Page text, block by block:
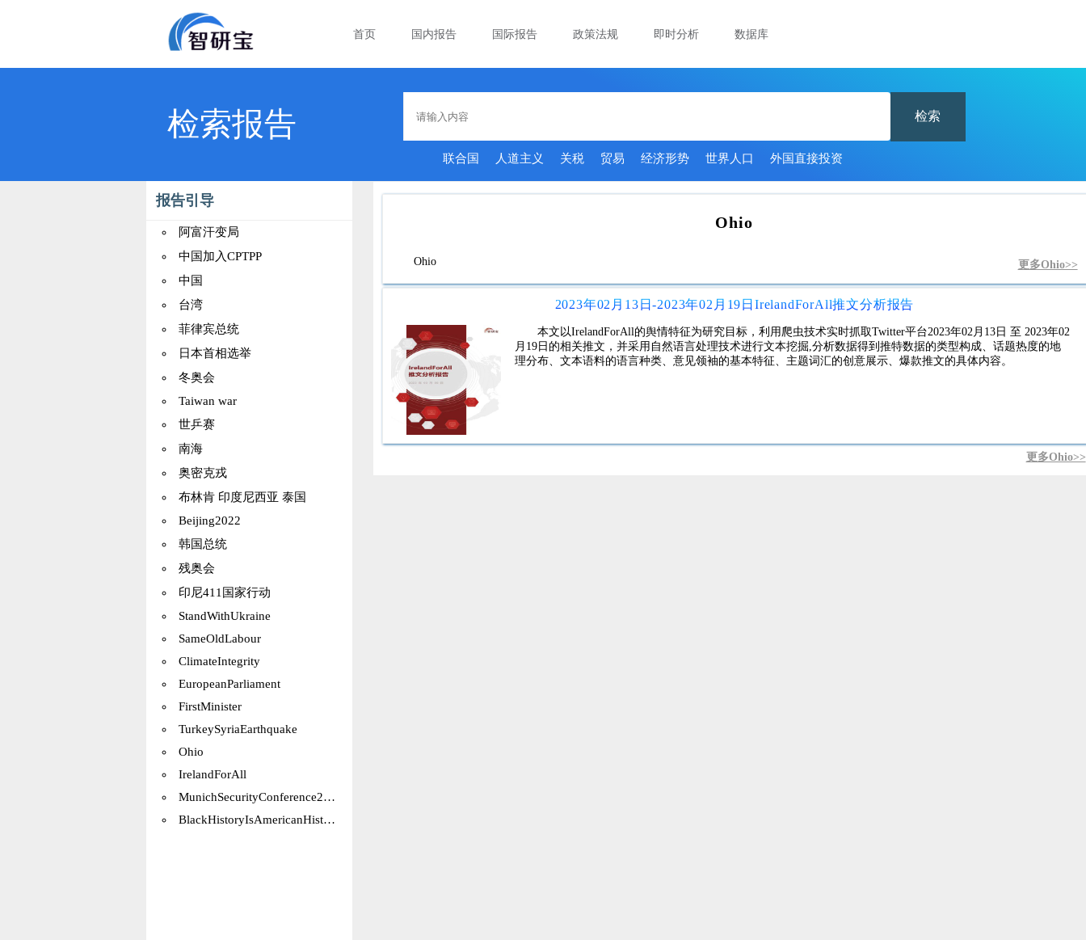
首页 国内报告 国际报告 政策法规 即时分析 数据库
检索报告 检索
联合国 人道主义 关税 贸易 经济形势 世界人口 外国直接投资
报告引导
阿富汗变局
中国加入CPTPP
中国
台湾
菲律宾总统
日本首相选举
冬奥会
Taiwan war
世乒赛
南海
奥密克戎
布林肯 印度尼西亚 泰国
Beijing2022
韩国总统
残奥会
印尼411国家行动
StandWithUkraine
SameOldLabour
ClimateIntegrity
EuropeanParliament
FirstMinister
TurkeySyriaEarthquake
Ohio
IrelandForAll
MunichSecurityConference2023
BlackHistoryIsAmericanHistory
Ohio
Ohio 更多Ohio>>
2023年02月13日-2023年02月19日IrelandForAll推文分析报告
本文以IrelandForAll的舆情特征为研究目标，利用爬虫技术实时抓取Twitter平台2023年02月13日 至 2023年02
月19日的相关推文，并采用自然语言处理技术进行文本挖掘,分析数据得到推特数据的类型构成、话题热度的地
理分布、文本语料的语言种类、意见领袖的基本特征、主题词汇的创意展示、爆款推文的具体内容。
更多Ohio>>